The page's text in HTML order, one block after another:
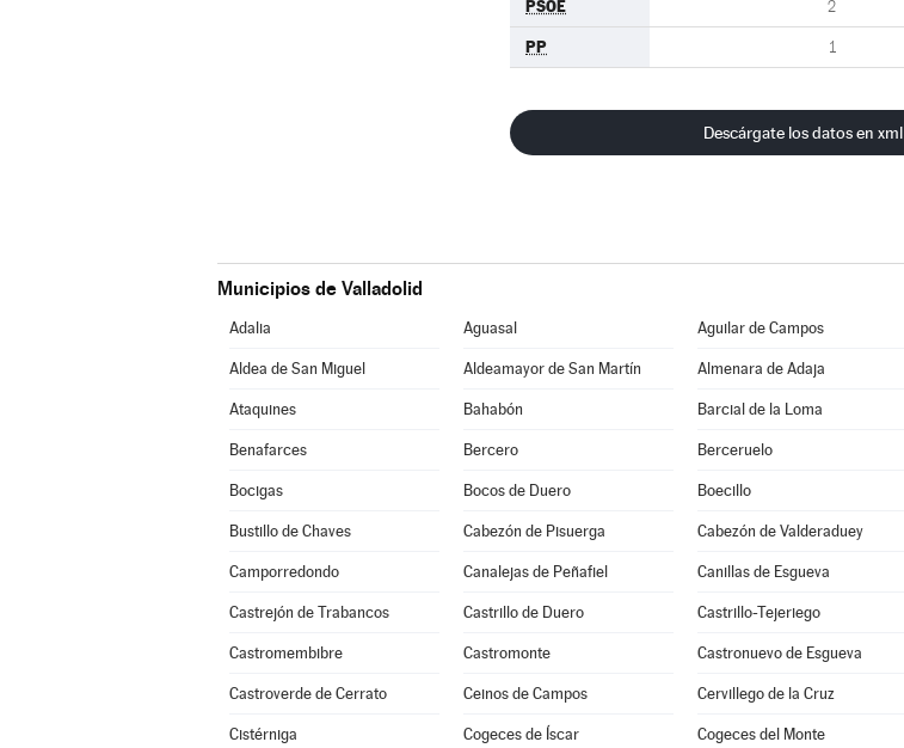
PSOE 2
PP 1
Descárgate los datos en xml
Municipios de Valladolid
Adalia Aguasal Aguilar de Campos
Aldea de San Miguel Aldeamayor de San Martín Almenara de Adaja
Ataquines Bahabón Barcial de la Loma
Benafarces Bercero Berceruelo
Bocigas Bocos de Duero Boecillo
Bustillo de Chaves Cabezón de Pisuerga Cabezón de Valderaduey
Camporredondo Canalejas de Peñafiel Canillas de Esgueva
Castrejón de Trabancos Castrillo de Duero Castrillo-Tejeriego
Castromembibre Castromonte Castronuevo de Esgueva
Castroverde de Cerrato Ceinos de Campos Cervillego de la Cruz
Cistérniga Cogeces de Íscar Cogeces del Monte